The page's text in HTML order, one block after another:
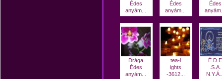
Édes
anyám...
Édes
anyám...
Édes
Drága
Édes
anyám...
tea-l
ights
-3612...
É.D.E
.S.A.